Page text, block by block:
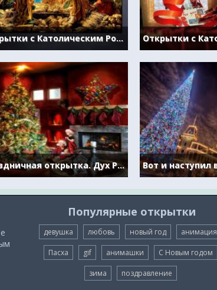
Открытки с Католическим Рождеством.
Праздничная открытка. Дух Рождества
Популярные открытки
девушка любовь новый год анимация
Пасха gif анимашки С Новым годом
зима поздравление